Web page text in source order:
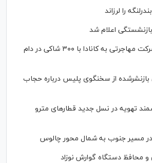
اعلام شد
مدیر کلاهبردار شرکت مهاجرتی به کانادا با ۳۰۰ شاکی در دام
بازنشرشده از سخنگوی پلیس درباره حجاب
تهویه در نسل جدید قطار‌های مترو
مسیر جنوب به شمال محور چالوس
محافظ دستگاه گوارش نوزاد